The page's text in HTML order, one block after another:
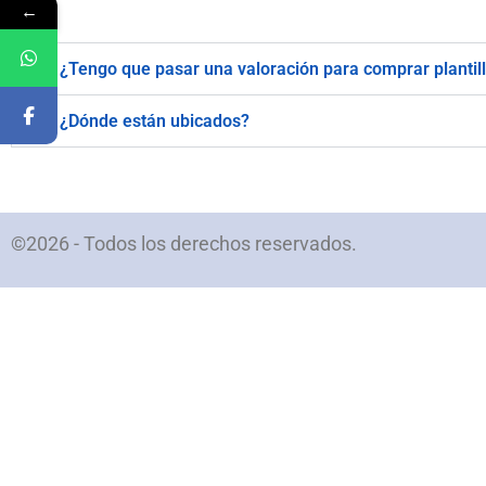
¿Tengo que pasar una valoración para comprar
¿Dónde están ubicados?
©2026 - Todos los derechos reservados.
←